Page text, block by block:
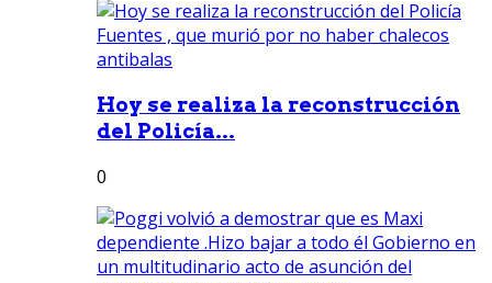
Hoy se realiza la reconstrucción
del Policía...
0